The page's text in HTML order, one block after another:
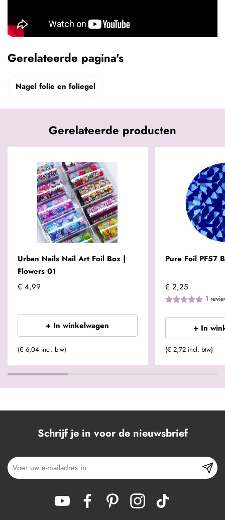
Gerelateerde pagina's
Nagel folie en foliegel
Gerelateerde producten
Urban Nails Nail Art Foil Box |
Flowers 01
€ 4,99
+ In winkelwagen
(€ 6,04 incl. btw)
Pure Foil PF57
€ 2,25
1
+ In
(€ 2,72 incl. btw)
Schrijf je in voor de nieuwsbrief